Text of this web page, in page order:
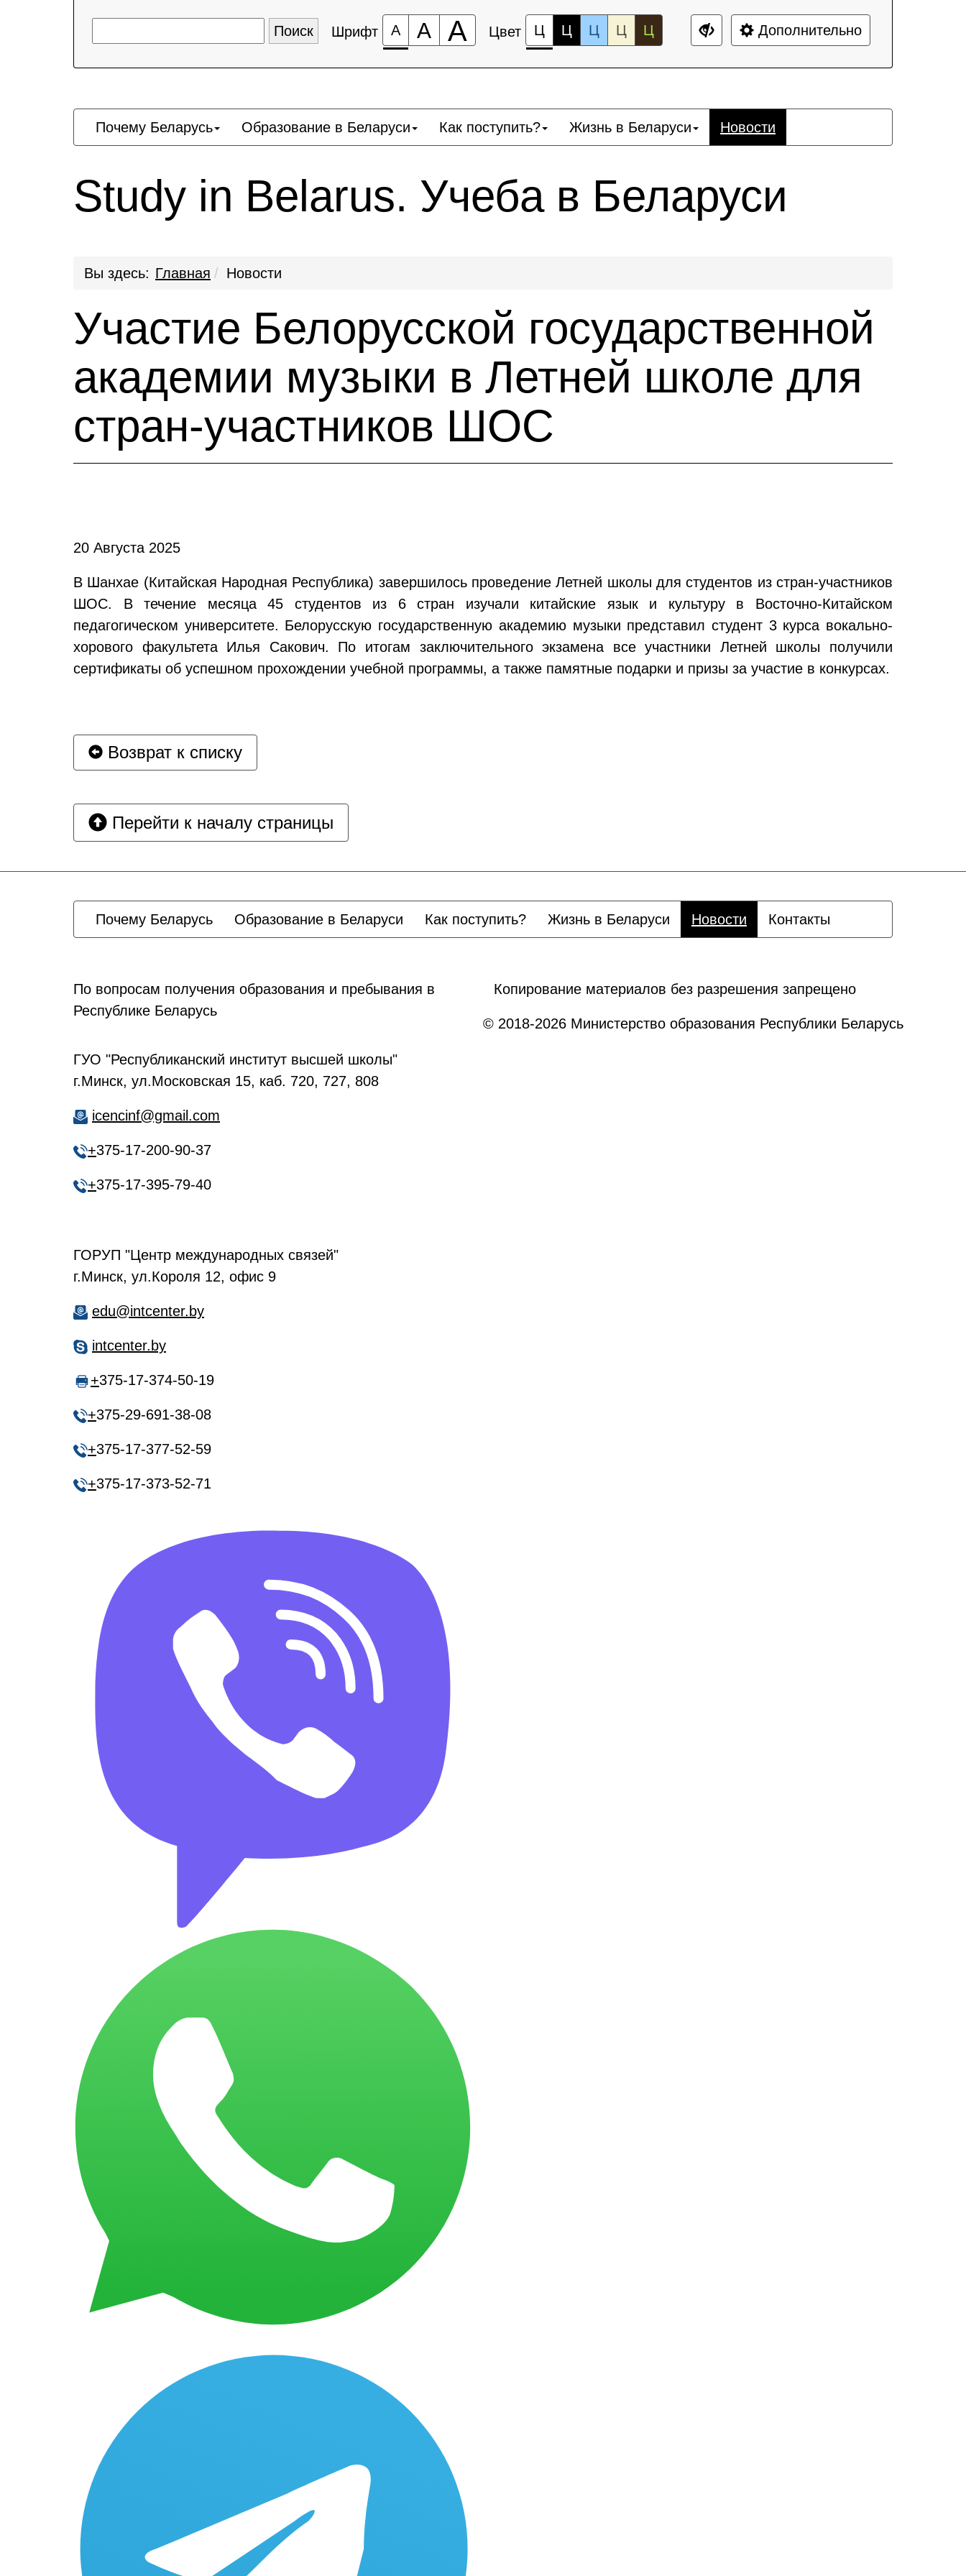
Шрифт А А А Цвет Ц Ц Ц Ц Ц Дополнительно
Почему Беларусь Образование в Беларуси Как поступить? Жизнь в Беларуси Новости
Study in Belarus. Учеба в Беларуси
Вы здесь: Главная Новости
Участие Белорусской государственной
академии музыки в Летней школе для
стран-участников ШОС
20 Августа 2025
В Шанхае (Китайская Народная Республика) завершилось проведение Летней школы для студентов из стран-участников
ШОС. В течение месяца 45 студентов из 6 стран изучали китайские язык и культуру в Восточно-Китайском
педагогическом университете. Белорусскую государственную академию музыки представил студент 3 курса вокально-
хорового факультета Илья Сакович. По итогам заключительного экзамена все участники Летней школы получили
сертификаты об успешном прохождении учебной программы, а также памятные подарки и призы за участие в конкурсах.
Возврат к списку
Перейти к началу страницы
Почему Беларусь Образование в Беларуси Как поступить? Жизнь в Беларуси Новости Контакты
По вопросам получения образования и пребывания в
Республике Беларусь
ГУО "Республиканский институт высшей школы"
г.Минск, ул.Московская 15, каб. 720, 727, 808
icencinf@gmail.com
+375-17-200-90-37
+375-17-395-79-40
ГОРУП "Центр международных связей"
г.Минск, ул.Короля 12, офис 9
edu@intcenter.by
intcenter.by
+375-17-374-50-19
+375-29-691-38-08
+375-17-377-52-59
+375-17-373-52-71
Копирование материалов без разрешения запрещено
© 2018-2026 Министерство образования Республики Беларусь